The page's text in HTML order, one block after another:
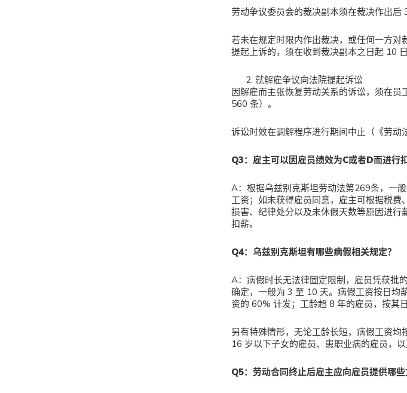
劳动争议委员会的裁决副本须在裁决作出后
若未在规定时限内作出裁决，或任何一方
提起上诉的，须在收到裁决副本之日起 10
就解雇争议向法院提起诉讼
因解雇而主张恢复劳动关系的诉讼，须在
560 条）。
诉讼时效在调解程序进行期间中止（《劳动
Q3：雇主可以因雇员绩效为C或者D而进行
A：根据乌兹别克斯坦劳动法第269条，一
工资；如未获得雇员同意，雇主可根据税
损害、纪律处分以及未休假天数等原因进
扣薪。
Q4：乌兹别克斯坦有哪些病假相关规定？
A：病假时长无法律固定限制，雇员凭获批
确定，一般为 3 至 10 天。病假工资按日均
资的 60% 计发；工龄超 8 年的雇员，按其
另有特殊情形，无论工龄长短，病假工资
16 岁以下子女的雇员、患职业病的雇员，以
Q5：劳动合同终止后雇主应向雇员提供哪些